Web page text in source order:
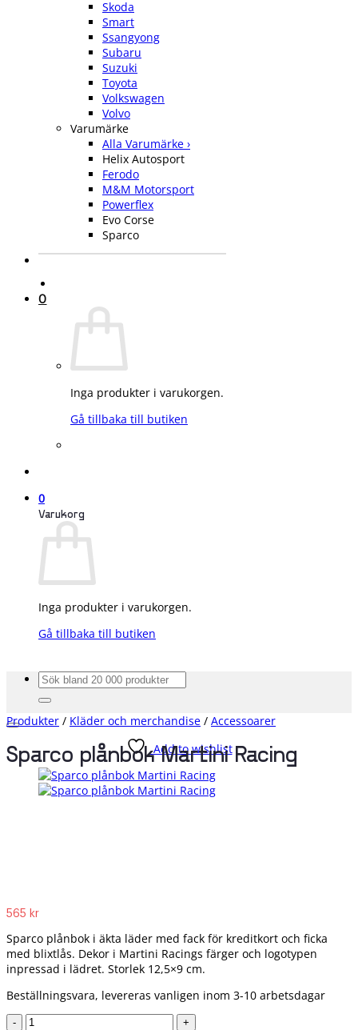
Skoda
Smart
Ssangyong
Subaru
Suzuki
Toyota
Volkswagen
Volvo
Varumärke
Alla Varumärke ›
Helix Autosport
Ferodo
M&M Motorsport
Powerflex
Evo Corse
Sparco
0
Inga produkter i varukorgen.
Gå tillbaka till butiken
0
Varukorg
Inga produkter i varukorgen.
Gå tillbaka till butiken
Sök
efter:
Add to wishlist
Produkter / Kläder och merchandise / Accessoarer
Sparco plånbok Martini Racing
565 kr
Sparco plånbok i äkta läder med fack för kreditkort och ficka
med blixtlås. Dekor i Martini Racings färger och logotypen
inpressad i lädret. Storlek 12,5×9 cm.
Beställningsvara, levereras vanligen inom 3-10 arbetsdagar
Sparco